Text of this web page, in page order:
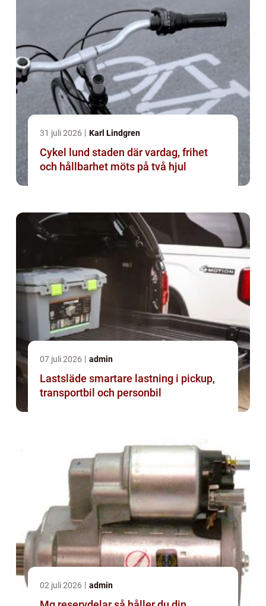
31 juli 2026 Karl Lindgren
Cykel lund staden där vardag, frihet
och hållbarhet möts på två hjul
07 juli 2026 admin
Lastsläde smartare lastning i pickup,
transportbil och personbil
02 juli 2026 admin